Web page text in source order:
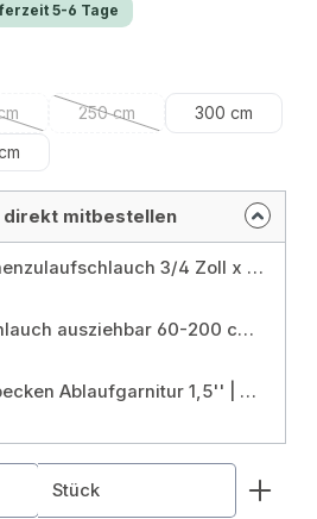
5-6 Tage
Option ist zurzeit nicht verfügbar.)
250 cm
(Diese Option ist zurzeit
300 cm
nicht verfügbar.)
mitbestellen
Waschmaschinenzulaufschlauch 3/4 Zoll x 150 cm Länge: 150 cm
Spiralablaufschlauch ausziehbar 60-200 cm Länge: 60 - 200 cm
AlcaPlast Spülbecken Ablaufgarnitur 1,5'' | mit Röhrensiphon ø40/50mm mit 2 Geräteanschlüssen A82-50 Ausführung: DN50 mit 2 Geräteanschlüssen
den gewünschten Wert
Stück